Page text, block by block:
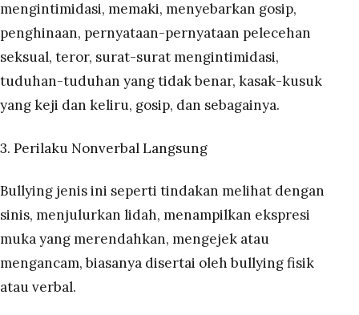
mengintimidasi, memaki, menyebarkan gosip,
penghinaan, pernyataan-pernyataan pelecehan
seksual, teror, surat-surat mengintimidasi,
tuduhan-tuduhan yang tidak benar, kasak-kusuk
yang keji dan keliru, gosip, dan sebagainya.
3. Perilaku Nonverbal Langsung
Bullying jenis ini seperti tindakan melihat dengan
sinis, menjulurkan lidah, menampilkan ekspresi
muka yang merendahkan, mengejek atau
mengancam, biasanya disertai oleh bullying fisik
atau verbal.